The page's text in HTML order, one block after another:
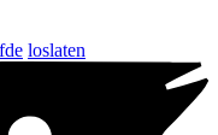
loslaten